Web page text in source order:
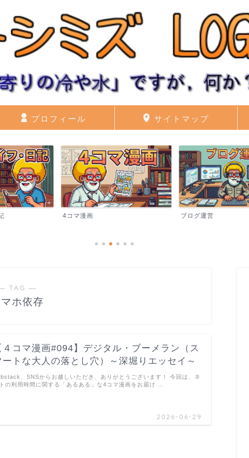
プロフィール サイトマップ
4コマ漫画 ブログ運営
TAG ―
ホ依存
４コマ漫画#094】デジタル・ブーメラン（ス
ートな大人の落とし穴）～深堀りエッセイ～
2026-06-29
、SNSからお越しいただき、ありがとうございます！ 今回は、ネ
の利用時間に関する「あるある」な4コマ漫画をお届け …